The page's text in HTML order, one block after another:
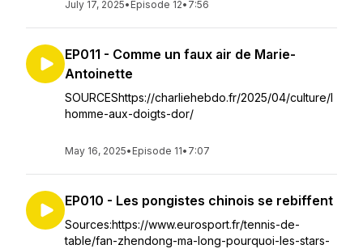
July 17, 2025• Episode 12• 7:56
EP011 - Comme un faux air de Marie-
Antoinette
SOURCEShttps://charliehebdo.fr/2025/04/culture/l
homme-aux-doigts-dor/
May 16, 2025• Episode 11• 7:07
EP010 - Les pongistes chinois se rebiffent
Sources:https://www.eurosport.fr/tennis-de-
table/fan-zhendong-ma-long-pourquoi-les-stars-